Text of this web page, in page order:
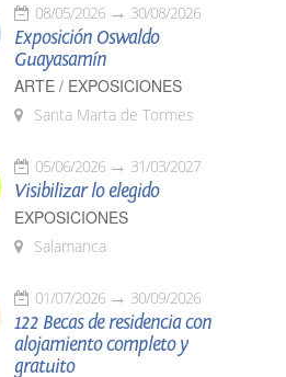
08/05/2026 30/08/2026
Exposición Oswaldo
Guayasamín
ARTE / EXPOSICIONES
Santa Marta de Tormes
05/06/2026 31/03/2027
Visibilizar lo elegido
EXPOSICIONES
Salamanca
01/07/2026 30/09/2026
122 Becas de residencia con
alojamiento completo y
gratuito